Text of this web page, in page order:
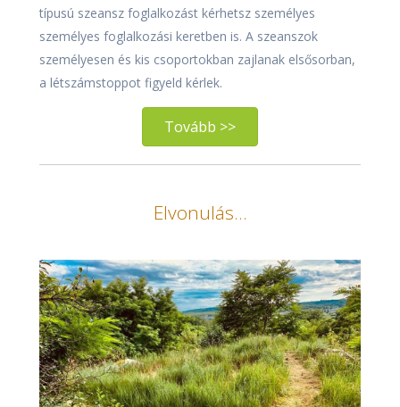
típusú szeansz foglalkozást kérhetsz személyes
személyes foglalkozási keretben is. A szeanszok
személyesen és kis csoportokban zajlanak elsősorban,
a létszámstoppot figyeld kérlek.
Tovább >>
Elvonulás...